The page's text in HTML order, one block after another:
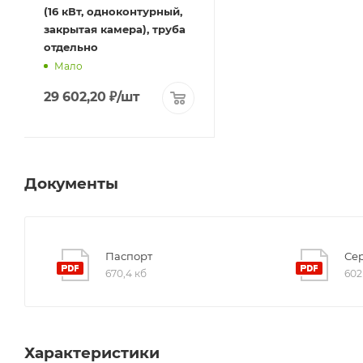
(16 кВт, одноконтурный,
закрытая камера), труба
отдельно
Мало
29 602,20 ₽/шт
Документы
Паспорт
670,4 кб
Характеристики